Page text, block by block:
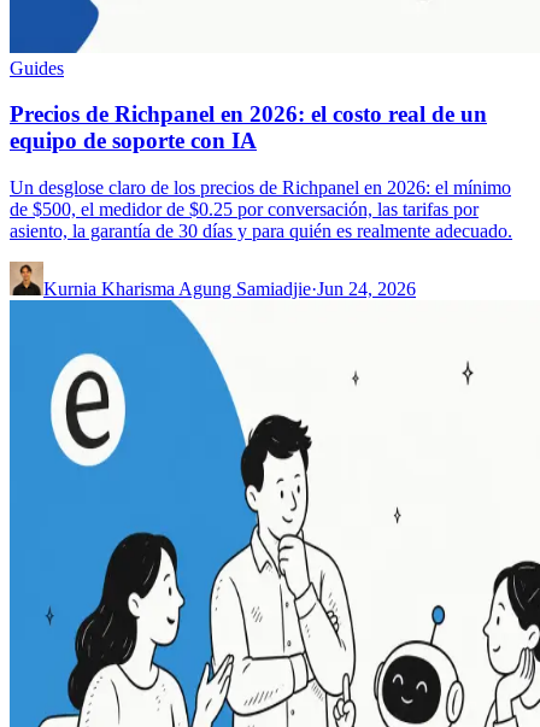
Guides
Precios de Richpanel en 2026: el costo real de un
equipo de soporte con IA
Un desglose claro de los precios de Richpanel en 2026: el mínimo
de $500, el medidor de $0.25 por conversación, las tarifas por
asiento, la garantía de 30 días y para quién es realmente adecuado.
Kurnia Kharisma Agung Samiadjie·Jun 24, 2026